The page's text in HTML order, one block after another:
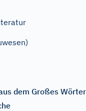
dem Großes